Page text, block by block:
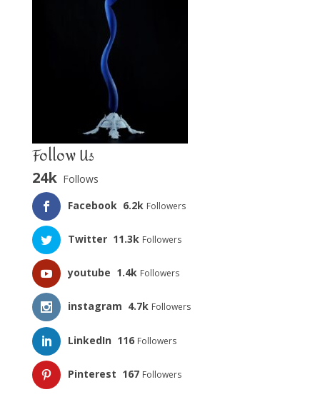
Follow Us
24k Follows
Facebook 6.2k Followers
Twitter 11.3k Followers
youtube 1.4k Followers
instagram 4.7k Followers
LinkedIn 116 Followers
Pinterest 167 Followers